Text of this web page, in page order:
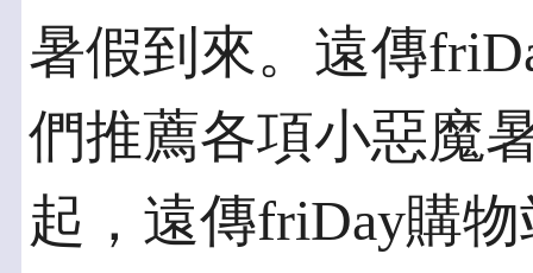
暑假到來。遠傳
們推薦各項小惡魔
起，遠傳friDay購